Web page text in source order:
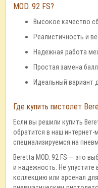
MOD. 92 FS?
Высокое качество
Реалистичность и
Надежная работа
Простая замена
Идеальный вариант
Где купить пистолет
Если вы решили купить
обратится в наш
специализируемся на
Beretta MOD. 92 FS — это
и надежность. Не
коллекцию или арсенал